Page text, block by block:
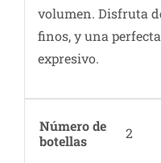
volumen. Disfruta
finos, y una
expresivo.
Número de
botellas
2